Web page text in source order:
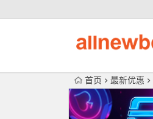
首页 最新优惠